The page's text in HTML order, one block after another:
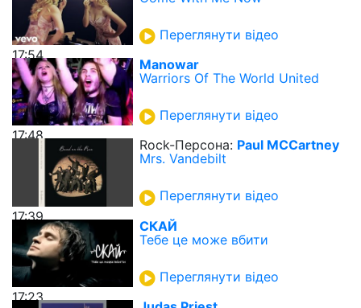
17:54
Переглянути відео
17:48
Manowar
Warriors Of The World United
Переглянути відео
17:39
Rock-Персона: Paul MCCartney
Mrs. Vandebilt
Переглянути відео
17:23
СКАЙ
Тебе це може вбити
Переглянути відео